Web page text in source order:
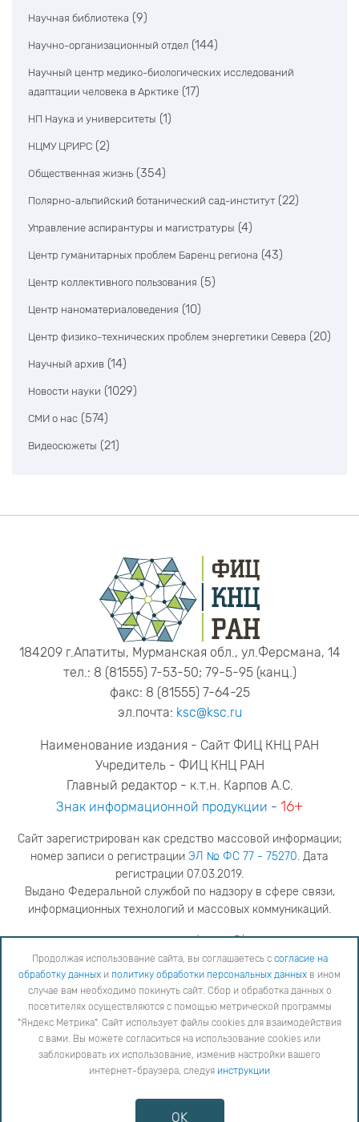
Научная библиотека (9)
Научно-организационный отдел (144)
Научный центр медико-биологических исследований
адаптации человека в Арктике (17)
НП Наука и университеты (1)
НЦМУ ЦРИРС (2)
Общественная жизнь (354)
Полярно-альпийский ботанический сад-институт (22)
Управление аспирантуры и магистратуры (4)
Центр гуманитарных проблем Баренц региона (43)
Центр коллективного пользования (5)
Центр наноматериаловедения (10)
Центр физико-технических проблем энергетики Севера (20)
Научный архив (14)
Новости науки (1029)
СМИ о нас (574)
Видеосюжеты (21)
184209 г.Апатиты, Мурманская обл., ул.Ферсмана, 14
тел.: 8 (81555) 7-53-50; 79-5-95 (канц.)
факс: 8 (81555) 7-64-25
эл.почта: ksc@ksc.ru
Наименование издания - Сайт ФИЦ КНЦ РАН
Учредитель - ФИЦ КНЦ РАН
Главный редактор - к.т.н. Карпов А.С.
Знак информационной продукции - 16+
Сайт зарегистрирован как средство массовой информации;
номер записи о регистрации ЭЛ № ФС 77 - 75270. Дата
регистрации 07.03.2019.
Выдано Федеральной службой по надзору в сфере связи,
информационных технологий и массовых коммуникаций.
адрес редакцииya.stogova@ksc.ru
телефон редакции81555-79-516
Продолжая использование сайта, вы соглашаетесь с согласие на обработку данных
обработки персональных данных
в ином случае вам необходимо покинуть сайт. Сбор и обработка
данных о посетителях осуществляются с помощью метрической программы "Яндекс Метрика".
Сайт использует файлы cookies для взаимодействия с вами. Вы можете согласиться на
использование cookies или заблокировать их использование, изменив настройки вашего интернет-
Противодействие коррупции
Продолжая использование сайта, вы соглашаетесь с согласие на
обработку данных и политику обработки персональных данных в ином
случае вам необходимо покинуть сайт. Сбор и обработка данных о
посетителях осуществляются с помощью метрической программы
"Яндекс Метрика". Сайт использует файлы cookies для взаимодействия
с вами. Вы можете согласиться на использование cookies или
заблокировать их использование, изменив настройки вашего
интернет-браузера, следуя инструкции
OK